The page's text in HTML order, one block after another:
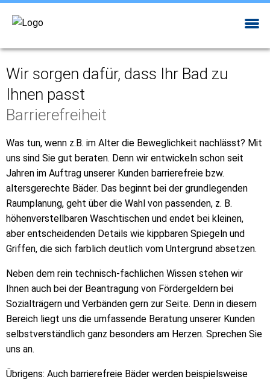
Wir sorgen dafür, dass Ihr Bad zu
Ihnen passt
Barrierefreiheit
Was tun, wenn z.B. im Alter die Beweglichkeit nachlässt? Mit
uns sind Sie gut beraten. Denn wir entwickeln schon seit
Jahren im Auftrag unserer Kunden barrierefreie bzw.
altersgerechte Bäder. Das beginnt bei der grundlegenden
Raumplanung, geht über die Wahl von passenden, z. B.
höhenverstellbaren Waschtischen und endet bei kleinen,
aber entscheidenden Details wie kippbaren Spiegeln und
Griffen, die sich farblich deutlich vom Untergrund absetzen.
Neben dem rein technisch-fachlichen Wissen stehen wir
Ihnen auch bei der Beantragung von Fördergeldern bei
Sozialträgern und Verbänden gern zur Seite. Denn in diesem
Bereich liegt uns die umfassende Beratung unserer Kunden
selbstverständlich ganz besonders am Herzen. Sprechen Sie
uns an.
Übrigens: Auch barrierefreie Bäder werden beispielsweise